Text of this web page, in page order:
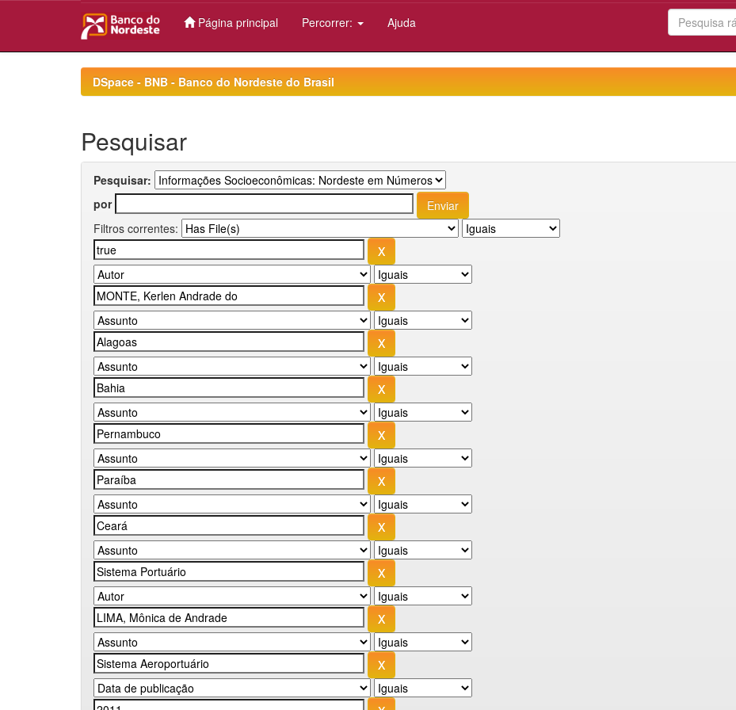
Página principal Percorrer: Ajuda
DSpace - BNB - Banco do Nordeste do Brasil
Pesquisar
Pesquisar:
por
Filtros correntes: